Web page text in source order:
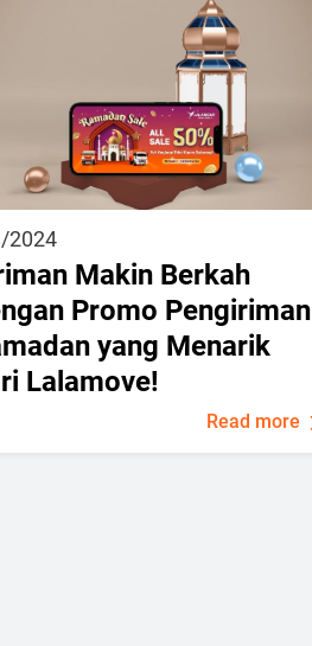
2024
Makin Berkah
Promo Pengiriman
yang Menarik
Lalamove!
Read more